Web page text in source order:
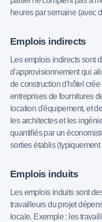
heures par semaine (avec
Emplois indirects
Les emplois indirects sont
d'approvisionnement qui
de construction d'hôtel
entreprises de fournitures
location d'équipement, et
les architectes et les
quantifiés par un
sorties établis
Emplois induits
Les emplois induits sont
travailleurs du projet
locale. Exemple : les